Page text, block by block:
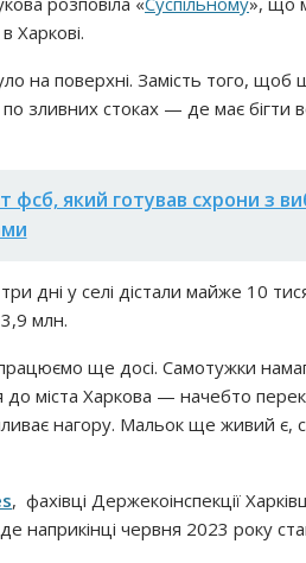
Харкові.
на поверхні. Замість того,
зливних стоках — де має бігти
фсб, який готував схрони з
дні у селі дістали майже 10
млн.
ще досі. Самотужки
міста Харкова — начебто
нагору. Мальок ще живий є,
, фахівці Держекоінспекції
наприкінці червня 2023 року